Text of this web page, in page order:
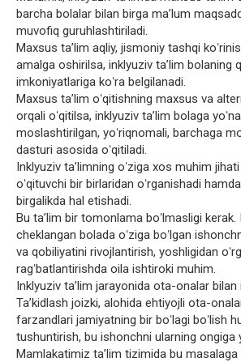
barcha bolalar bilan birga maʼlum
muvofiq guruhlashtiriladi.
Maxsus taʼlim aqliy, jismoniy tashqi
amalga oshirilsa, inklyuziv taʼlim bolaning
imkoniyatlariga koʻra belgilanadi.
Maxsus taʼlim oʻqitishning maxsus va
orqali oʻqitilsa, inklyuziv taʼlim bolaga
moslashtirilgan, yoʻriqnomali, barchaga
dasturi asosida oʻqitiladi.
Inklyuziv taʼlimning oʻziga xos muhim
oʻqituvchi bir birlaridan oʻrganishadi
birgalikda hal etishadi.
Bu taʼlim bir tomonlama boʻlmasligi kerak.
cheklangan bolada oʻziga boʻlgan
va qobiliyatini rivojlantirish, yoshligidan
ragʻbatlantirishda oila ishtiroki muhim.
Inklyuziv taʼlim jarayonida ota-onalar
Taʼkidlash joizki, alohida ehtiyojli ota-
farzandlari jamiyatning bir boʻlagi boʻlish
tushuntirish, bu ishonchni ularning ongiga
Mamlakatimiz taʼlim tizimida bu masalaga